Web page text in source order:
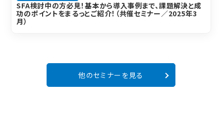
SFA検討中の方必見！基本から導入事例まで、課題解決と成
功のポイントをまるっとご紹介！（共催セミナー／2025年3
月）
他のセミナーを見る